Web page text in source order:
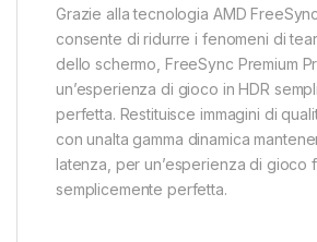
Grazie alla tecnologia AMD
consente di ridurre i fenomeni di
dello schermo, FreeSync Premium
un’esperienza di gioco in HDR
perfetta. Restituisce immagini di
con unalta gamma dinamica
latenza, per un’esperienza di gioco
semplicemente perfetta.